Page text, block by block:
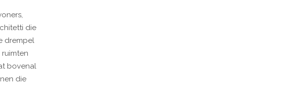
die
drempel
bovenal
die